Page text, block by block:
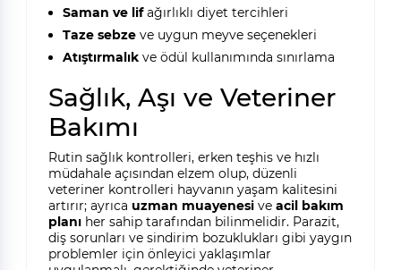
Saman ve lifağırlıklı diyet tercihleri
Taze sebzeve uygun meyve seçenekleri
Atıştırmalıkve ödül kullanımında sınırlama
Sağlık, Aşı ve Veteriner
Bakımı
Rutin sağlık kontrolleri, erken teşhis ve hızlı
müdahale açısından elzem olup, düzenli
veteriner kontrolleri hayvanın yaşam kalitesini
artırır; ayrıca uzman muayenesive acil bakım
planıher sahip tarafından bilinmelidir. Parazit,
diş sorunları ve sindirim bozuklukları gibi yaygın
problemler için önleyici yaklaşımlar